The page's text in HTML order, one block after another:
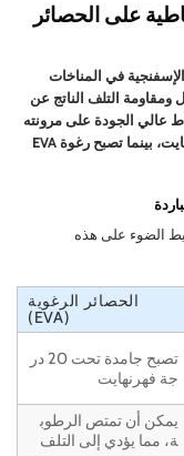
على الحصائر
في المناخات
ومقاومة التلف الناتج عن
عالي الجودة على مرونته
وخصائصه العازلة حتى درجة حرارة -40 درجة فهرنهايت، بينما تصبح رغوة EVA
الضوء على هذه
الحصائر الرغوية
(EVA)
تصبح جامدة تحت 20 در
جة فهرنهايت
يمكن أن تمتص الرطوب
ة، مما يؤدي إلى التلف